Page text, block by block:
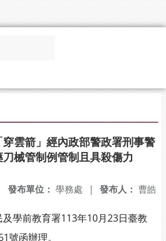
雲箭」經內政部警政署刑事警
械管制例管制且具殺傷力
發布人： 曹皓
發布單位： 學務處 |
學前教育署113年10月23日臺教
號函辦理。